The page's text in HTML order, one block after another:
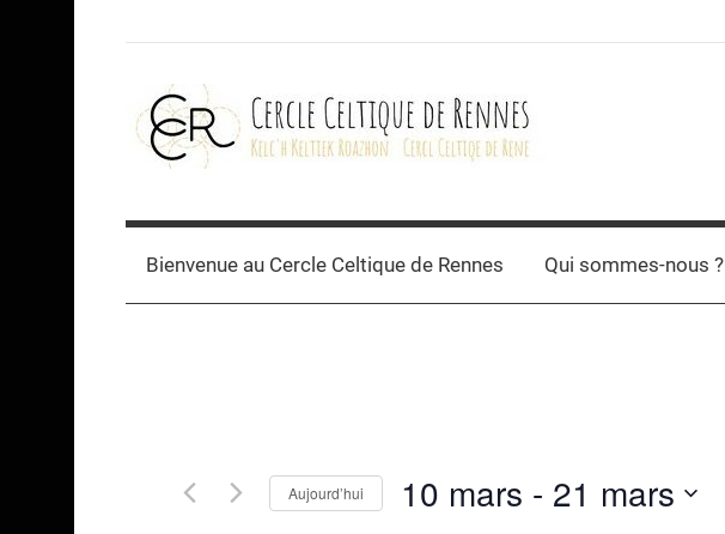
Cercle
celtique
Bienvenue au Cercle Celtique de Rennes Qui sommes-nous ?
Aujourd’hui 10 mars - 21 mars